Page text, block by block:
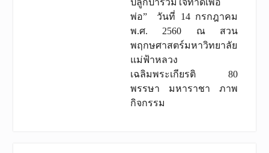
ปลูกป่าร่วมใจทำดีเพื่อ
พ่อ” วันที่ 14 กรกฎาคม
พ.ศ. 2560 ณ สวน
พฤกษศาสตร์มหาวิทยาลัย
แม่ฟ้าหลวง
เฉลิมพระเกียรติ 80
พรรษา มหาราชา ภาพ
กิจกรรม